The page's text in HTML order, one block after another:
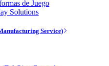
de Juego
Solutions
Service)